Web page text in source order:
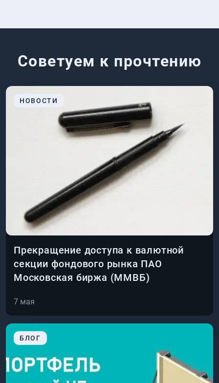
Советуем к прочтению
НОВОСТИ
Прекращение доступа к валютной
секции фондового рынка ПАО
Московская биржа (ММВБ)
7 мая
БЛОГ